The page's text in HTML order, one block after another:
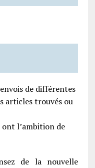
de différentes
articles trouvés ou
l’ambition de
de la nouvelle